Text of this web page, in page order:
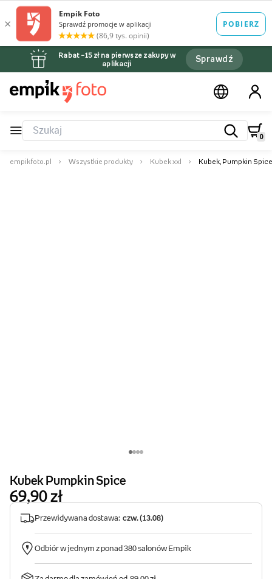
Rabat –15 zł na pierwsze zakupy w
aplikacji
Sprawdź
0
empikfoto.pl Wszystkie produkty Kubek xxl Kubek, Pumpkin Spice